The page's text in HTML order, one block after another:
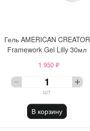
Гель AMERICAN CREATOR
Framework Gel Lilly 30мл
1 950 ₽
шт
В корзину